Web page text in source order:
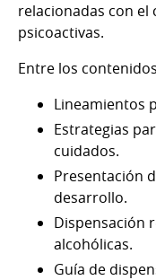
relacionadas con el
psicoactivas.
Entre los
Lineamientos
Estrategias
cuidados.
Presentación
desarrollo.
Dispensación
alcohólicas.
Guía de